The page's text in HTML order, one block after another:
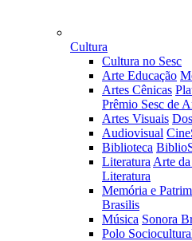
Cultura
Cultura no Sesc
Arte Educação
Artes Cênicas
Prêmio Sesc de
Artes Visuais
Audiovisual
Biblioteca
Literatura Arte
Literatura
Memória e
Brasilis
Música Sonora
Polo